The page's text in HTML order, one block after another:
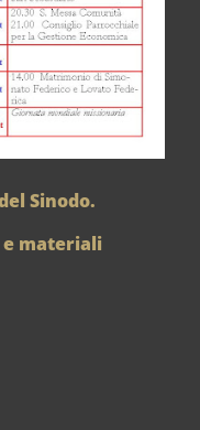
Sinodo.
e materiali